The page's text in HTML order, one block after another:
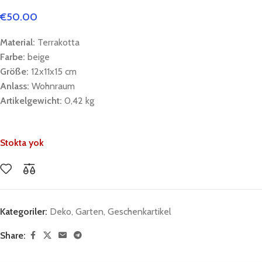
€50.00
Material: Terrakotta
Farbe: beige
Größe: 12x11x15 cm
Anlass: Wohnraum
Artikelgewicht: 0,42 kg
Stokta yok
Kategoriler: Deko, Garten, Geschenkartikel
Share: